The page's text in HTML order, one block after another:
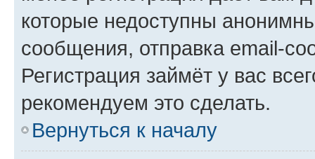
которые недоступны
сообщения, отправка email-
Регистрация займёт у вас
рекомендуем это сделать.
Вернуться к началу